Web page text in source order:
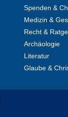
Spenden &
Medizin &
Recht &
Archäologie
Literatur
Glaube &